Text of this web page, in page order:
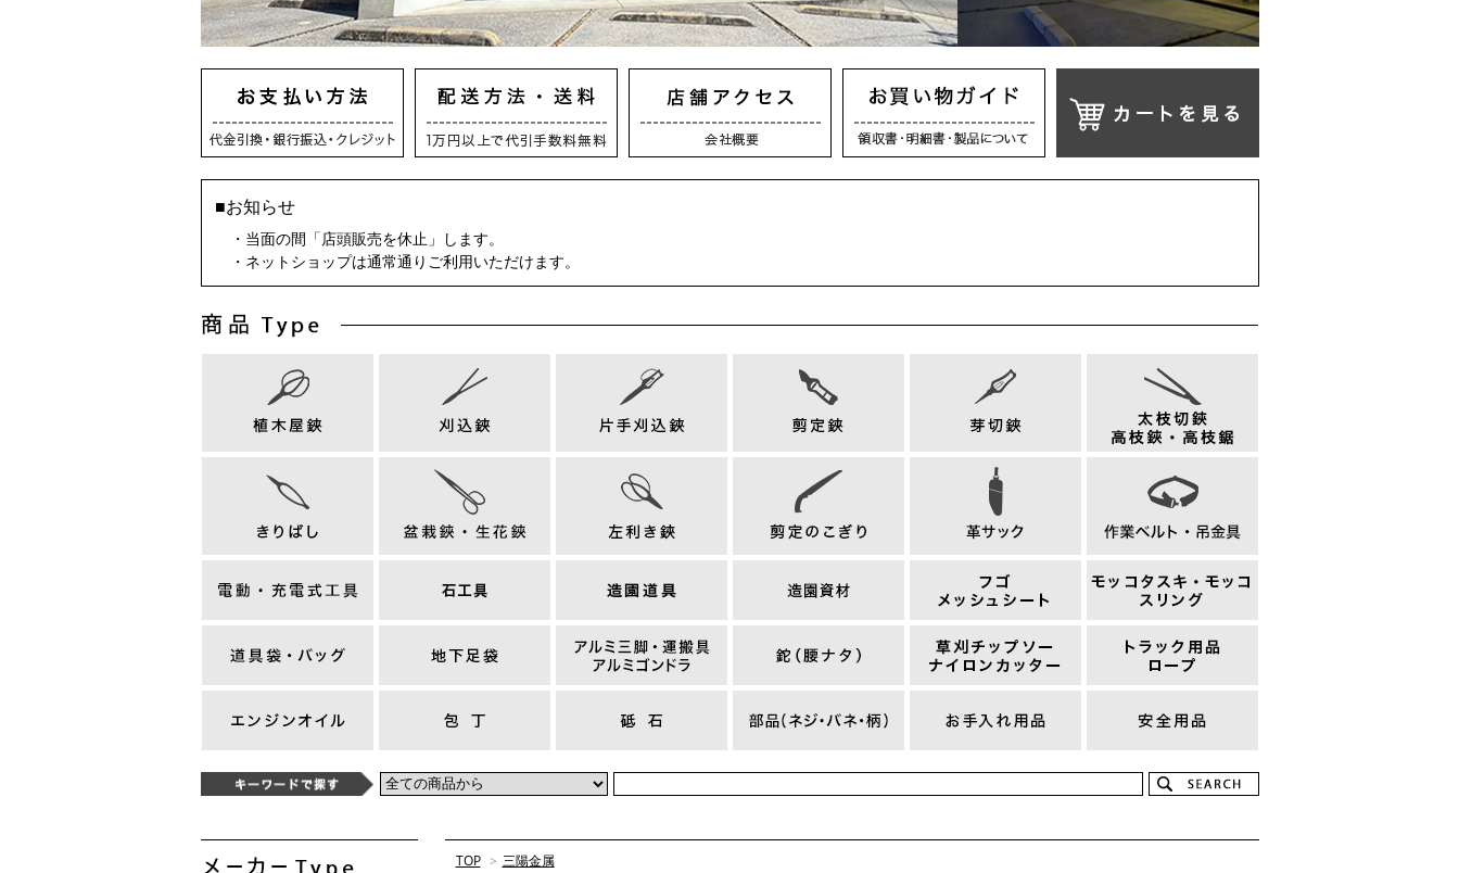
■お知らせ
・当面の間「店頭販売を休止」します。
・ネットショップは通常通りご利用いただけます。
TOP > 三陽金属